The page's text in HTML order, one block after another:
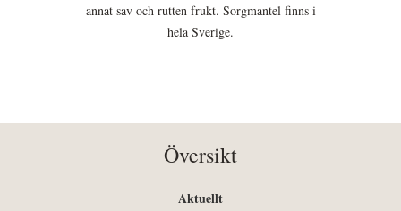
annat sav och rutten frukt. Sorgmantel finns i
hela Sverige.
Översikt
Aktuellt